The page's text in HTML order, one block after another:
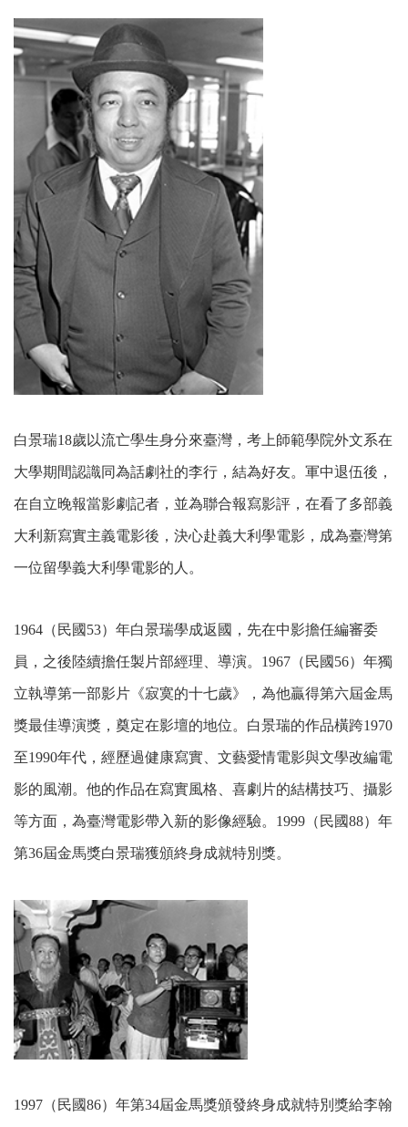
白景瑞18歲以流亡學生身分來臺灣，考上師範學院外文系在
大學期間認識同為話劇社的李行，結為好友。軍中退伍後，
在自立晚報當影劇記者，並為聯合報寫影評，在看了多部義
大利新寫實主義電影後，決心赴義大利學電影，成為臺灣第
一位留學義大利學電影的人。
1964（民國53）年白景瑞學成返國，先在中影擔任編審委
員，之後陸續擔任製片部經理、導演。1967（民國56）年獨
立執導第一部影片《寂寞的十七歲》，為他贏得第六屆金馬
獎最佳導演獎，奠定在影壇的地位。白景瑞的作品橫跨1970
至1990年代，經歷過健康寫實、文藝愛情電影與文學改編電
影的風潮。他的作品在寫實風格、喜劇片的結構技巧、攝影
等方面，為臺灣電影帶入新的影像經驗。1999（民國88）年
第36屆金馬獎白景瑞獲頒終身成就特別獎。
1997（民國86）年第34屆金馬獎頒發終身成就特別獎給李翰